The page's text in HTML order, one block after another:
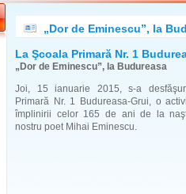
„Dor de Eminescu”, la
La Şcoala Primară Nr. 1
„Dor de Eminescu”, la Budureasa
Joi, 15 ianuarie 2015, s-a
Primară Nr. 1 Budureasa-Grui, o
împlinirii celor 165 de ani de la
nostru poet Mihai Eminescu.